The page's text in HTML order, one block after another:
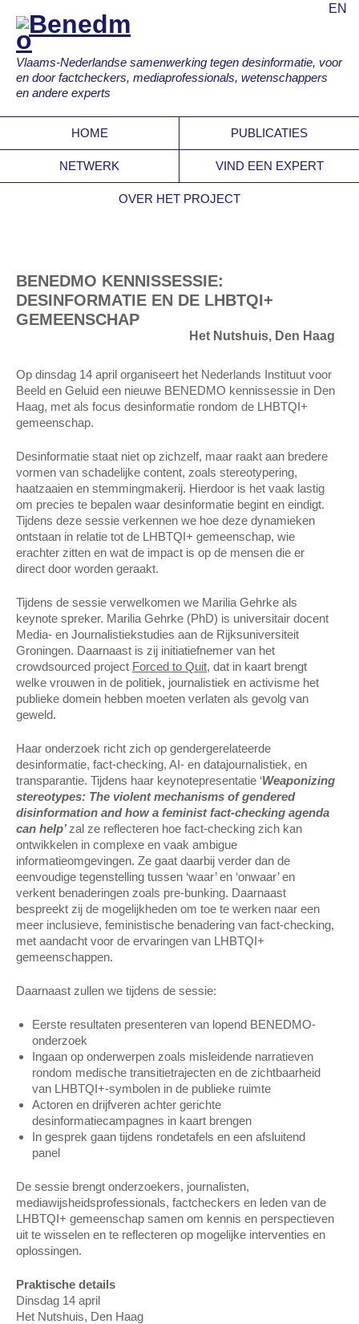
Vlaams-Nederlandse samenwerking tegen desinformatie, voor
en door factcheckers, mediaprofessionals, wetenschappers
en andere experts
EN
HOME PUBLICATIES
NETWERK VIND EEN EXPERT
OVER HET PROJECT
BENEDMO KENNISSESSIE:
DESINFORMATIE EN DE LHBTQI+
GEMEENSCHAP
Het Nutshuis, Den Haag
Op dinsdag 14 april organiseert het Nederlands Instituut voor
Beeld en Geluid een nieuwe BENEDMO kennissessie in Den
Haag, met als focus desinformatie rondom de LHBTQI+
gemeenschap.
Desinformatie staat niet op zichzelf, maar raakt aan bredere
vormen van schadelijke content, zoals stereotypering,
haatzaaien en stemmingmakerij. Hierdoor is het vaak lastig
om precies te bepalen waar desinformatie begint en eindigt.
Tijdens deze sessie verkennen we hoe deze dynamieken
ontstaan in relatie tot de LHBTQI+ gemeenschap, wie
erachter zitten en wat de impact is op de mensen die er
direct door worden geraakt.
Tijdens de sessie verwelkomen we Marilia Gehrke als
keynote spreker. Marilia Gehrke (PhD) is universitair docent
Media- en Journalistiekstudies aan de Rijksuniversiteit
Groningen. Daarnaast is zij initiatiefnemer van het
crowdsourced project Forced to Quit, dat in kaart brengt
welke vrouwen in de politiek, journalistiek en activisme het
publieke domein hebben moeten verlaten als gevolg van
geweld.
Haar onderzoek richt zich op gendergerelateerde
desinformatie, fact-checking, AI- en datajournalistiek, en
transparantie. Tijdens haar keynotepresentatie ‘Weaponizing
stereotypes: The violent mechanisms of gendered
disinformation and how a feminist fact-checking agenda
can help’zal ze reflecteren hoe fact-checking zich kan
ontwikkelen in complexe en vaak ambigue
informatieomgevingen. Ze gaat daarbij verder dan de
eenvoudige tegenstelling tussen ‘waar’ en ‘onwaar’ en
verkent benaderingen zoals pre-bunking. Daarnaast
bespreekt zij de mogelijkheden om toe te werken naar een
meer inclusieve, feministische benadering van fact-checking,
met aandacht voor de ervaringen van LHBTQI+
gemeenschappen.
Daarnaast zullen we tijdens de sessie:
Eerste resultaten presenteren van lopend BENEDMO-
onderzoek
Ingaan op onderwerpen zoals misleidende narratieven
rondom medische transitietrajecten en de zichtbaarheid
van LHBTQI+-symbolen in de publieke ruimte
Actoren en drijfveren achter gerichte
desinformatiecampagnes in kaart brengen
In gesprek gaan tijdens rondetafels en een afsluitend
panel
De sessie brengt onderzoekers, journalisten,
mediawijsheidsprofessionals, factcheckers en leden van de
LHBTQI+ gemeenschap samen om kennis en perspectieven
uit te wisselen en te reflecteren op mogelijke interventies en
oplossingen.
Praktische details
Dinsdag 14 april
Het Nutshuis, Den Haag